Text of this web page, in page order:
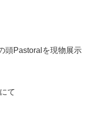
頭Pastoralを現物展示
て